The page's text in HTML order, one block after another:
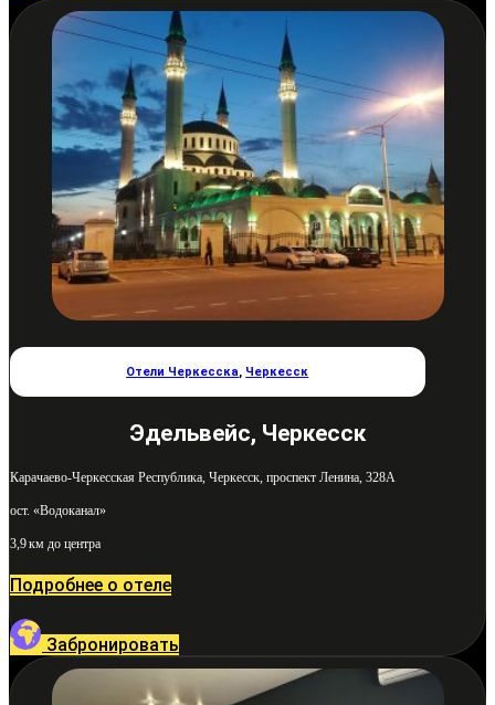
Отели Черкесска, Черкесск
Эдельвейс, Черкесск
Карачаево-Черкесская Республика, Черкесск, проспект Ленина, 328А
ост. «Водоканал»
3,9 км до центра
Подробнее о отеле
Забронировать